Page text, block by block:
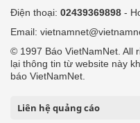
Điện thoại: 02439369898 -
Email:
© 1997 Báo VietNamNet. All
lại thông tin từ website này
báo VietNamNet.
Liên hệ quảng cáo